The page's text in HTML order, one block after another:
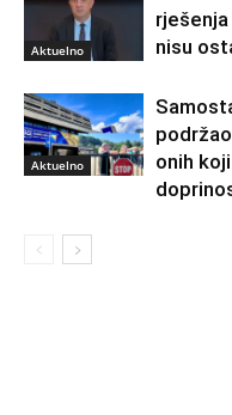
Aktuelno
nisu
Aktuelno
onih